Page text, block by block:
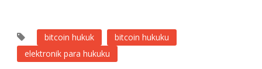
bitcoin hukuk
bitcoin hukuku
elektronik para hukuku